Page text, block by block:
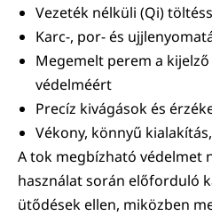
Vezeték nélküli (Qi)
Karc-, por- és
Megemelt perem a
védelméért
Precíz kivágások és
Vékony, könnyű
A tok megbízható védelmet
használat során előforduló
ütődések ellen, miközben